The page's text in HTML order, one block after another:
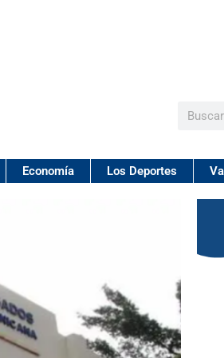
Buscar
Economía Los Deportes